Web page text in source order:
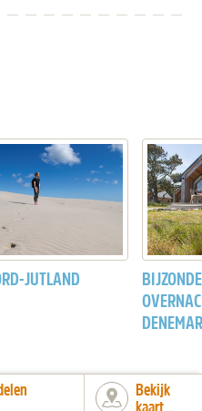
JUTLAND
Bekijk
kaart